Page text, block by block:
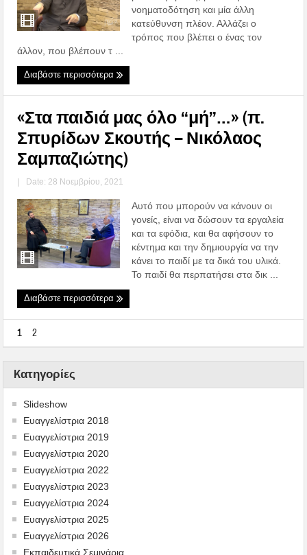
νοηματοδότηση και μία άλλη
κατεύθυνση πλέον. Αλλάζει ο
τρόπος που βλέπει ο ένας τον
άλλον, που βλέπουν τ ...
Διαβάστε περισσότερα
«Στα παιδιά μας όλο ‘‘μή’’…» (π.
Σπυρίδων Σκουτής – Νικόλαος
Σαμπαζιώτης)
| Date: 28 Νοεμβρίου, 2021
Αυτό που μπορούν να κάνουν οι
γονείς, είναι να δώσουν τα εργαλεία
και τα εφόδια, και θα αφήσουν το
κέντημα και την δημιουργία να την
κάνει το παιδί με τα δικά του υλικά.
Το παιδί θα περπατήσει στα δικ ...
Διαβάστε περισσότερα
1 2
Kατηγορίες
Slideshow
Ευαγγελίστρια 2018
Ευαγγελίστρια 2019
Ευαγγελίστρια 2020
Ευαγγελίστρια 2022
Ευαγγελίστρια 2023
Ευαγγελίστρια 2024
Ευαγγελίστρια 2025
Ευαγγελίστρια 2026
Εκπαιδευτικά Σεμινάρια